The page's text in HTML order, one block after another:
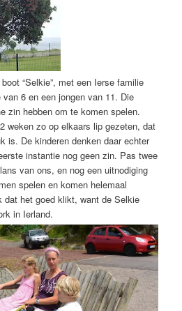
“Selkie”, met een Ierse familie
6 en een jongen van 11. Die
zin hebben om te komen spelen.
weken zo op elkaars lip gezeten, dat
is. De kinderen denken daar echter
instantie nog geen zin. Pas twee
van ons, en nog een uitnodiging
spelen en komen helemaal
dat het goed klikt, want de Selkie
in Ierland.